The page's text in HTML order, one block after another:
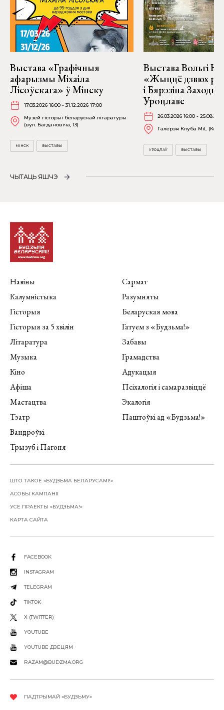
Выстава «Графічныя
афарызмы Міхаіла
Лісоўскага» ў Мінску
17.03.2026 16:00 - 31.12.2026 17:00
Музей гісторыі беларускай літаратуры
(вул. Багдановіча, 13)
МІНСК ВЫСТАВЫ
Выстава Вольгі
«Жыццё дзвюх
і Бярэзіна
Уроцлаве
26.03.2026 16:00 -
Галерэя Клуба MiL
УРОЦЛАЎ ВЫСТАВЫ
ЧЫТАЦЬ ЯШЧЭ
Навіны
Калумністыка
Гісторыя
Гісторыя за 5 хвілін
Літаратура
Музыка
Кіно
Афіша
Мастацтва
Тэатр
Вандроўкі
Трызуб і Пагоня
Сармат
Разумняты
Беларуская мова
Гатуем з «Будзьма!»
Забавы
Грамадства
Адукацыя
Псіхалогія і самаразвіццё
Экалогія
Паштоўкі ад «Будзьма!»
ШТО ТАКОЕ «БУДЗЬМА БЕЛАРУСАМІ!»
АСОБЫ КАМПАНІІ
УСЕ ПРАЕКТЫ «БУДЗЬМА!»
КАРТА САЙТА
FACEBOOK
INSTAGRAM
TELEGRAM
TIKTOK
X (TWITTER)
YOUTUBE
YOUTUBE ДЗЕЦЯМ
RAZAM@BUDZMA.ORG
ПАДТРЫМАЙ «БУДЗЬМУ»